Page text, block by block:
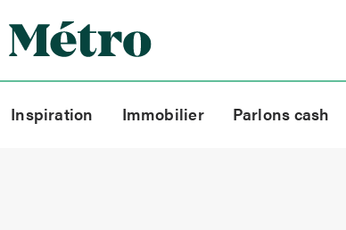
Inspiration Immobilier Parlons cash